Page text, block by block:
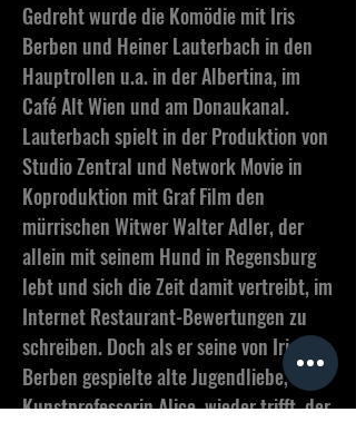
Gedreht wurde die Komödie mit Iris
Berben und Heiner Lauterbach in den
Hauptrollen u.a. in der Albertina, im
Café Alt Wien und am Donaukanal.
Lauterbach spielt in der Produktion von
Studio Zentral und Network Movie in
Koproduktion mit Graf Film den
mürrischen Witwer Walter Adler, der
allein mit seinem Hund in Regensburg
lebt und sich die Zeit damit vertreibt, im
Internet Restaurant-Bewertungen zu
schreiben. Doch als er seine von Iris
Berben gespielte alte Jugendliebe, die
Kunstprofessorin Alice, wieder trifft, der